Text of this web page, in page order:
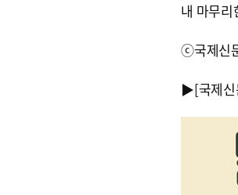
내 마무
ⓒ국제신
▶[국제